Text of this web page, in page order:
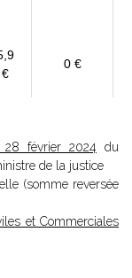
€
0 €
février 2024 du
de la justice
(somme reversée
et Commerciales